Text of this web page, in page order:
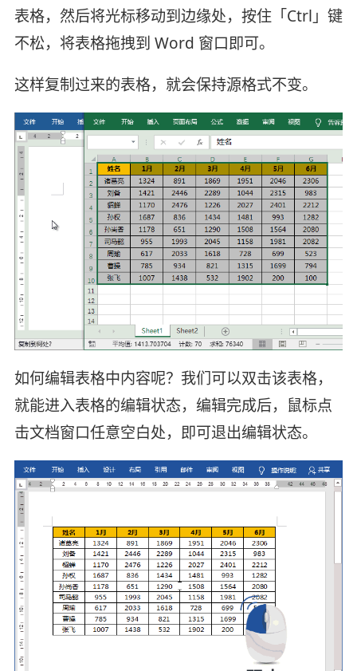
表格，然后将光标移动到边缘处，按住「Ctrl」键
不松，将表格拖拽到 Word 窗口即可。
这样复制过来的表格，就会保持源格式不变。
如何编辑表格中内容呢？我们可以双击该表格，
就能进入表格的编辑状态，编辑完成后，鼠标点
击文档窗口任意空白处，即可退出编辑状态。